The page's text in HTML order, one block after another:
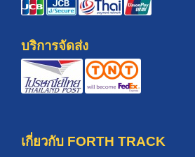
บริการจัดส่ง
เกี่ยวกับ FORTH TRACK